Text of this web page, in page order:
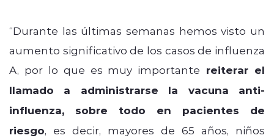
“Durante las últimas semanas hemos visto un
aumento significativo de los casos de influenza
A, por lo que es muy importante reiterar el
llamado a administrarse la vacuna anti-
influenza, sobre todo en pacientes de
riesgo, es decir, mayores de 65 años, niños